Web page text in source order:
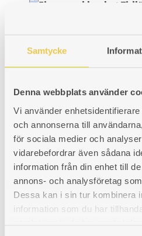
Samtycke
Denna webbplats använder
Vi använder
och annonserna till
för sociala medier och
vidarebefordrar även sådana
information från din enhet till
annons- och analysföretag
Dessa kan i sin tur kombinera
information som du har
Firewood bucket Tidlös |
27 Litre. Ø33cm at the bottom and
Good looking log bucket with
Art. nr: 951004011-2
381€
KÖP
TO